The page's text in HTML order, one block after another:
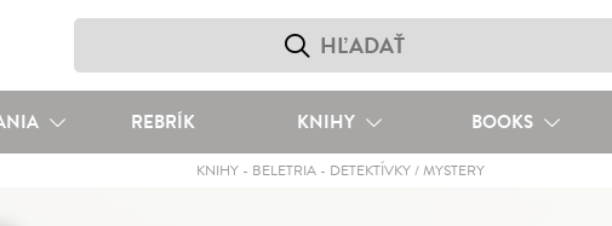
REBRÍK KNIHY BOOKS
KNIHY- BELETRIA- DETEKTÍVKY / MYSTERY